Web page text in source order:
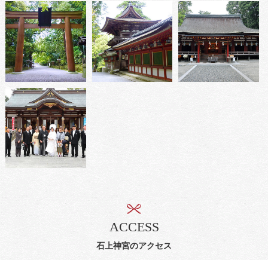
石上神宮のアクセス
ACCESS